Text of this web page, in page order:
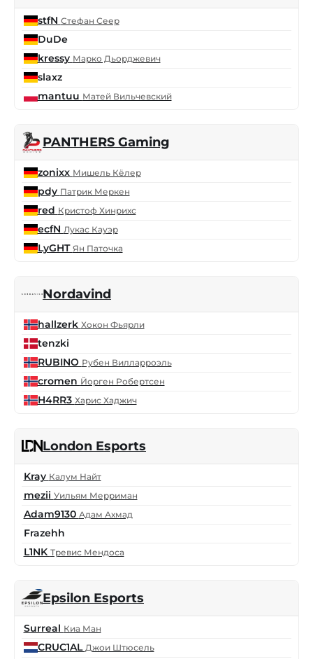
stfN Стефан Сеер
DuDe
kressy Марко Дьорджевич
slaxz
mantuu Матей Вильчевский
PANTHERS Gaming
zonixx Мишель Кёлер
pdy Патрик Меркен
red Кристоф Хинрихс
ecfN Лукас Кауэр
LyGHT Ян Паточка
Nordavind
hallzerk Хокон Фьярли
tenzki
RUBINO Рубен Вилларроэль
cromen Йорген Робертсен
H4RR3 Харис Хаджич
London Esports
Kray Калум Найт
mezii Уильям Мерриман
Adam9130 Адам Ахмад
Frazehh
L1NK Тревис Мендоса
Epsilon Esports
Surreal Киа Ман
CRUC1AL Джои Штюсель